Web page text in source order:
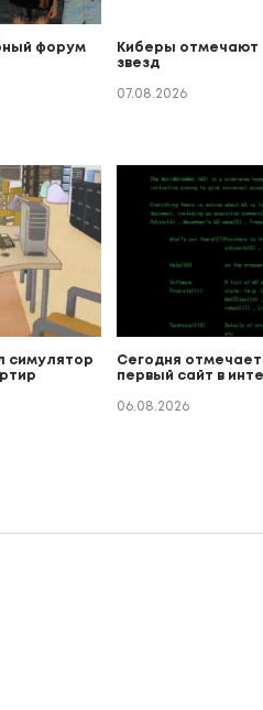
форум
Киберы отмечают
звезд
07.08.2026
симулятор
Сегодня
первый сайт в
06.08.2026